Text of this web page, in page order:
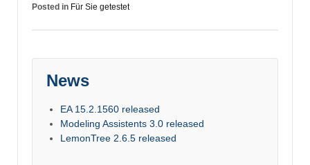
Posted in Für Sie getestet
News
EA 15.2.1560 released
Modeling Assistents 3.0 released
LemonTree 2.6.5 released